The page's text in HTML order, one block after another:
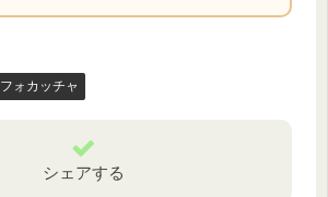
フォカッチャ
シェアする